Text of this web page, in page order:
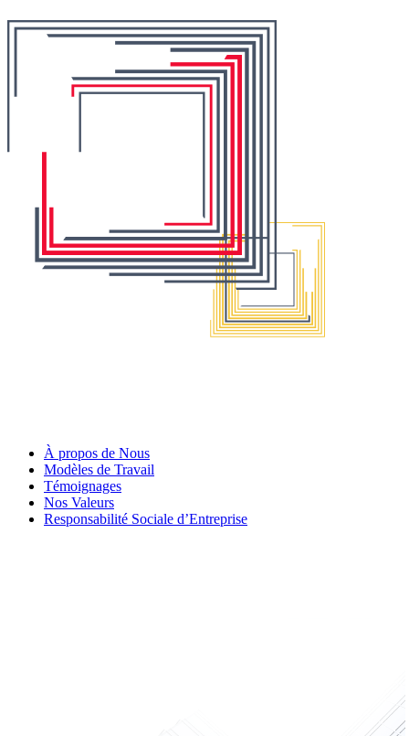
À propos de Nous
Modèles de Travail
Témoignages
Nos Valeurs
Responsabilité Sociale d’Entreprise